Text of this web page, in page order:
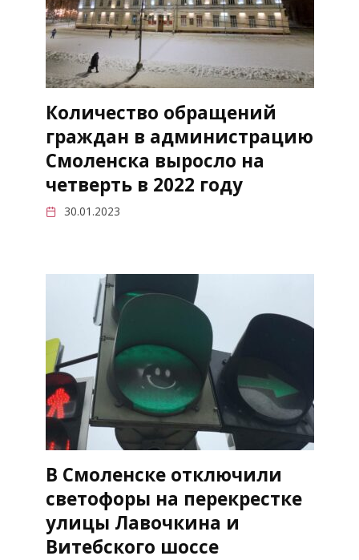
Количество обращений
граждан в администрацию
Смоленска выросло на
четверть в 2022 году
30.01.2023
В Смоленске отключили
светофоры на перекрестке
улицы Лавочкина и
Витебского шоссе